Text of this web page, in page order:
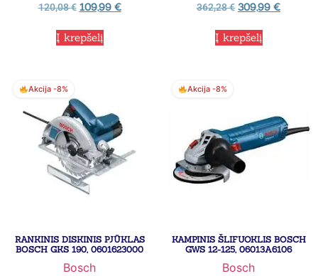
120,08€ 109,99 €
Į krepšelį
362,28€ 309,99 €
Į krepšelį
Akcija -8%
RANKINIS DISKINIS PJŪKLAS
BOSCH GKS 190, 0601623000
Bosch
Akcija -8%
KAMPINIS ŠLIFUOKLIS BOSCH
GWS 12-125, 06013A6106
Bosch